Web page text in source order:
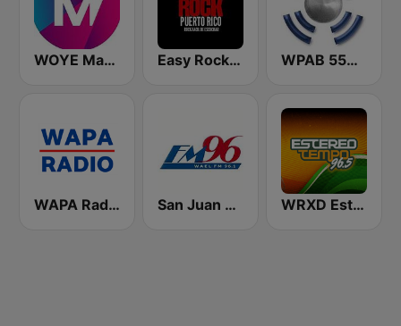
WOYE Magic 97.3 FM Easy Rock Puerto Rico WPAB 550 AM
WAPA Radio San Juan 96.1 FM WRXD Estereotempo 96.5 FM